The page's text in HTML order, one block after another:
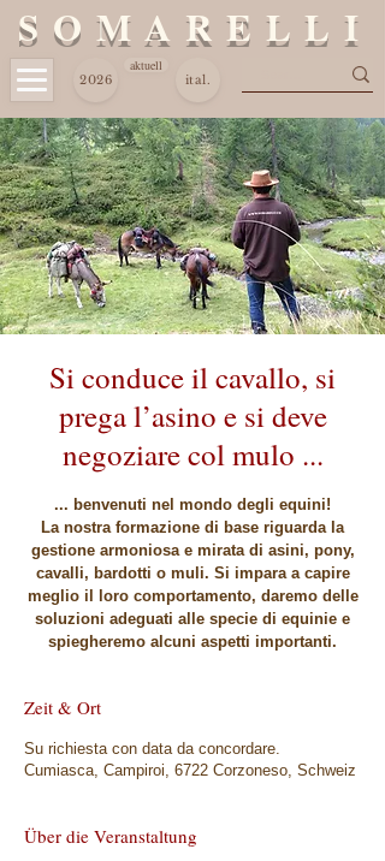
2026
aktuell
ital.
S O M A R E L L I
Si conduce il cavallo, si
prega l’asino e si deve
negoziare col mulo ...
... benvenuti nel mondo degli equini!
La nostra formazione di base riguarda la
gestione armoniosa e mirata di asini, pony,
cavalli, bardotti o muli. Si impara a capire
meglio il loro comportamento, daremo delle
soluzioni adeguati alle specie di equinie e
spiegheremo alcuni aspetti importanti.
Zeit & Ort
Su richiesta con data da concordare.
Cumiasca, Campiroi, 6722 Corzoneso, Schweiz
Über die Veranstaltung